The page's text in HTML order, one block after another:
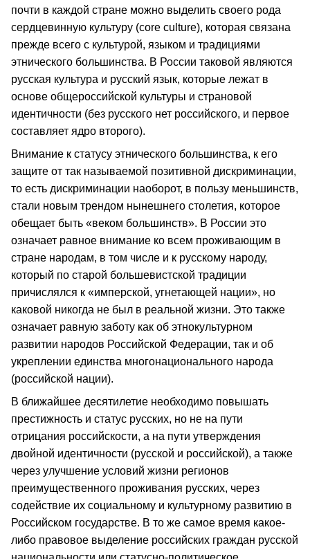
почти в каждой стране можно выделить своего рода
сердцевинную культуру (core culture), которая связана
прежде всего с культурой, языком и традициями
этнического большинства. В России таковой являются
русская культура и русский язык, которые лежат в
основе общероссийской культуры и страновой
идентичности (без русского нет российского, и первое
составляет ядро второго).
Внимание к статусу этнического большинства, к его
защите от так называемой позитивной дискриминации,
то есть дискриминации наоборот, в пользу меньшинств,
стали новым трендом нынешнего столетия, которое
обещает быть «веком большинств». В России это
означает равное внимание ко всем проживающим в
стране народам, в том числе и к русскому народу,
который по старой большевистской традиции
причислялся к «имперской, угнетающей нации», но
каковой никогда не был в реальной жизни. Это также
означает равную заботу как об этнокультурном
развитии народов Российской Федерации, так и об
укреплении единства многонационального народа
(российской нации).
В ближайшее десятилетие необходимо повышать
престижность и статус русских, но не на пути
отрицания российскости, а на пути утверждения
двойной идентичности (русской и российской), а также
через улучшение условий жизни регионов
преимущественного проживания русских, через
содействие их социальному и культурному развитию в
Российском государстве. В то же самое время какое-
либо правовое выделение российских граждан русской